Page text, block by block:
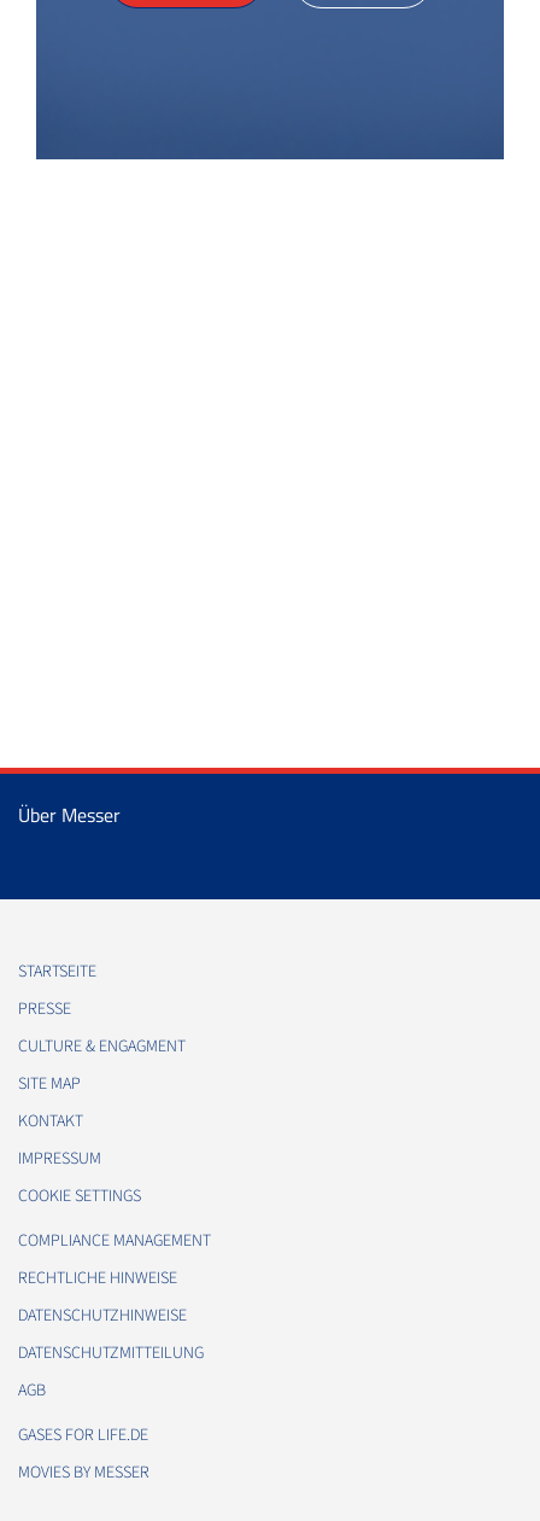
Über Messer
STARTSEITE
PRESSE
CULTURE & ENGAGMENT
SITE MAP
KONTAKT
IMPRESSUM
COOKIE SETTINGS
COMPLIANCE MANAGEMENT
RECHTLICHE HINWEISE
DATENSCHUTZHINWEISE
DATENSCHUTZMITTEILUNG
AGB
GASES FOR LIFE.DE
MOVIES BY MESSER